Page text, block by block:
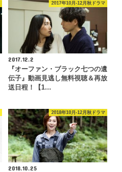
2017年10月-12月秋ドラマ
2017.12.2
『オーファン・ブラック七つの遺
伝子』動画見逃し無料視聴＆再放
送日程！【1…
2018年10月-12月秋ドラマ
2018.10.25